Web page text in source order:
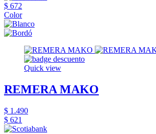
$ 672
Color
Quick view
REMERA MAKO
$ 1.490
$ 621